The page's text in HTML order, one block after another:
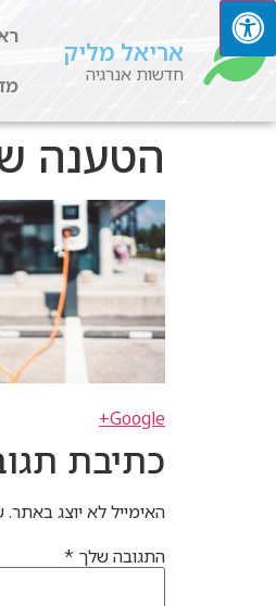
אריאל מליק
חדשות אנרגיה
הטענה
Google+
כתיבת
האימייל לא יוצג באתר.
התגובה שלך *